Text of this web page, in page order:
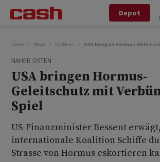
Depot
Home News Top News USA bringen Hormus-
NAHER OSTEN
USA bringen Hormus-
Geleitschutz mit
Spiel
US-Finanzminister Bessent
internationale Koalition Schiffe
Strasse von Hormus eskortieren